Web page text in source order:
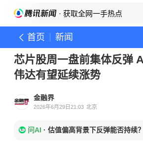
· 获取全网一手热点
首页 新闻
芯片股周一盘前集体反弹
伟达有望延续涨势
金融界
2026年6月29日21:03 北京
问AI · 估值偏高背景下反弹能否持续？